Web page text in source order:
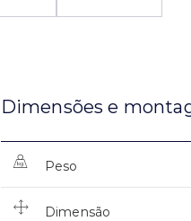
Dimensões e
Peso
Dimensão